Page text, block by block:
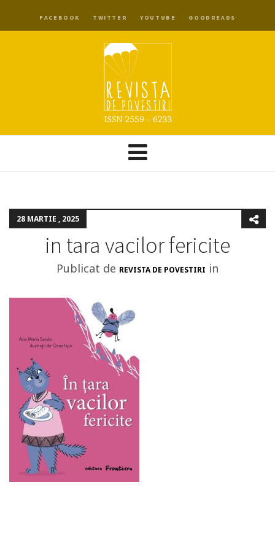
FACEBOOK TWITTER YOUTUBE GOODREADS
28 MARTIE , 2025
in tara vacilor fericite
Publicat de REVISTA DE POVESTIRI in